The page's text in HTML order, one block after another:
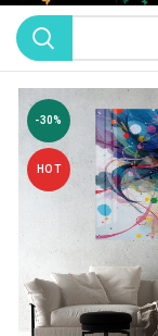
-30%
HOT